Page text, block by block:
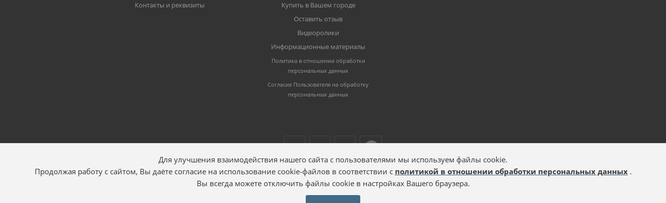
Контакты и реквизиты
Купить в Вашем городе
Оставить отзыв
Видеоролики
Информационные материалы
Политика в отношении обработки
персональных данных
Согласие Пользователя на обработку
персональных данных
Для улучшения взаимодействия нашего сайта с пользователями мы используем файлы cookie.
Продолжая работу с сайтом, Вы даёте согласие на использование cookie-файлов в соответствии с политикой в отношении обработки персональных данных.
Вы всегда можете отключить файлы cookie в настройках Вашего браузера.